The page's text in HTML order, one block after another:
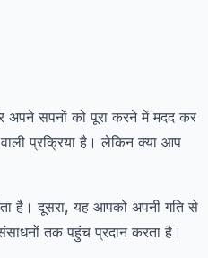
सपनों को पूरा करने में मदद कर
प्रक्रिया है। लेकिन क्या आप
है। दूसरा, यह आपको अपनी गति से
तक पहुंच प्रदान करता है।